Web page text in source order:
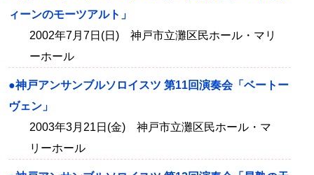
ィーンのモーツアルト」
2002年7月7日(日) 神戸市立灘区民ホール・マリ
ーホール
●神戸アンサンブルソロイスツ 第11回演奏会「ベートー
ヴェン」
2003年3月21日(金) 神戸市立灘区民ホール・マ
リーホール